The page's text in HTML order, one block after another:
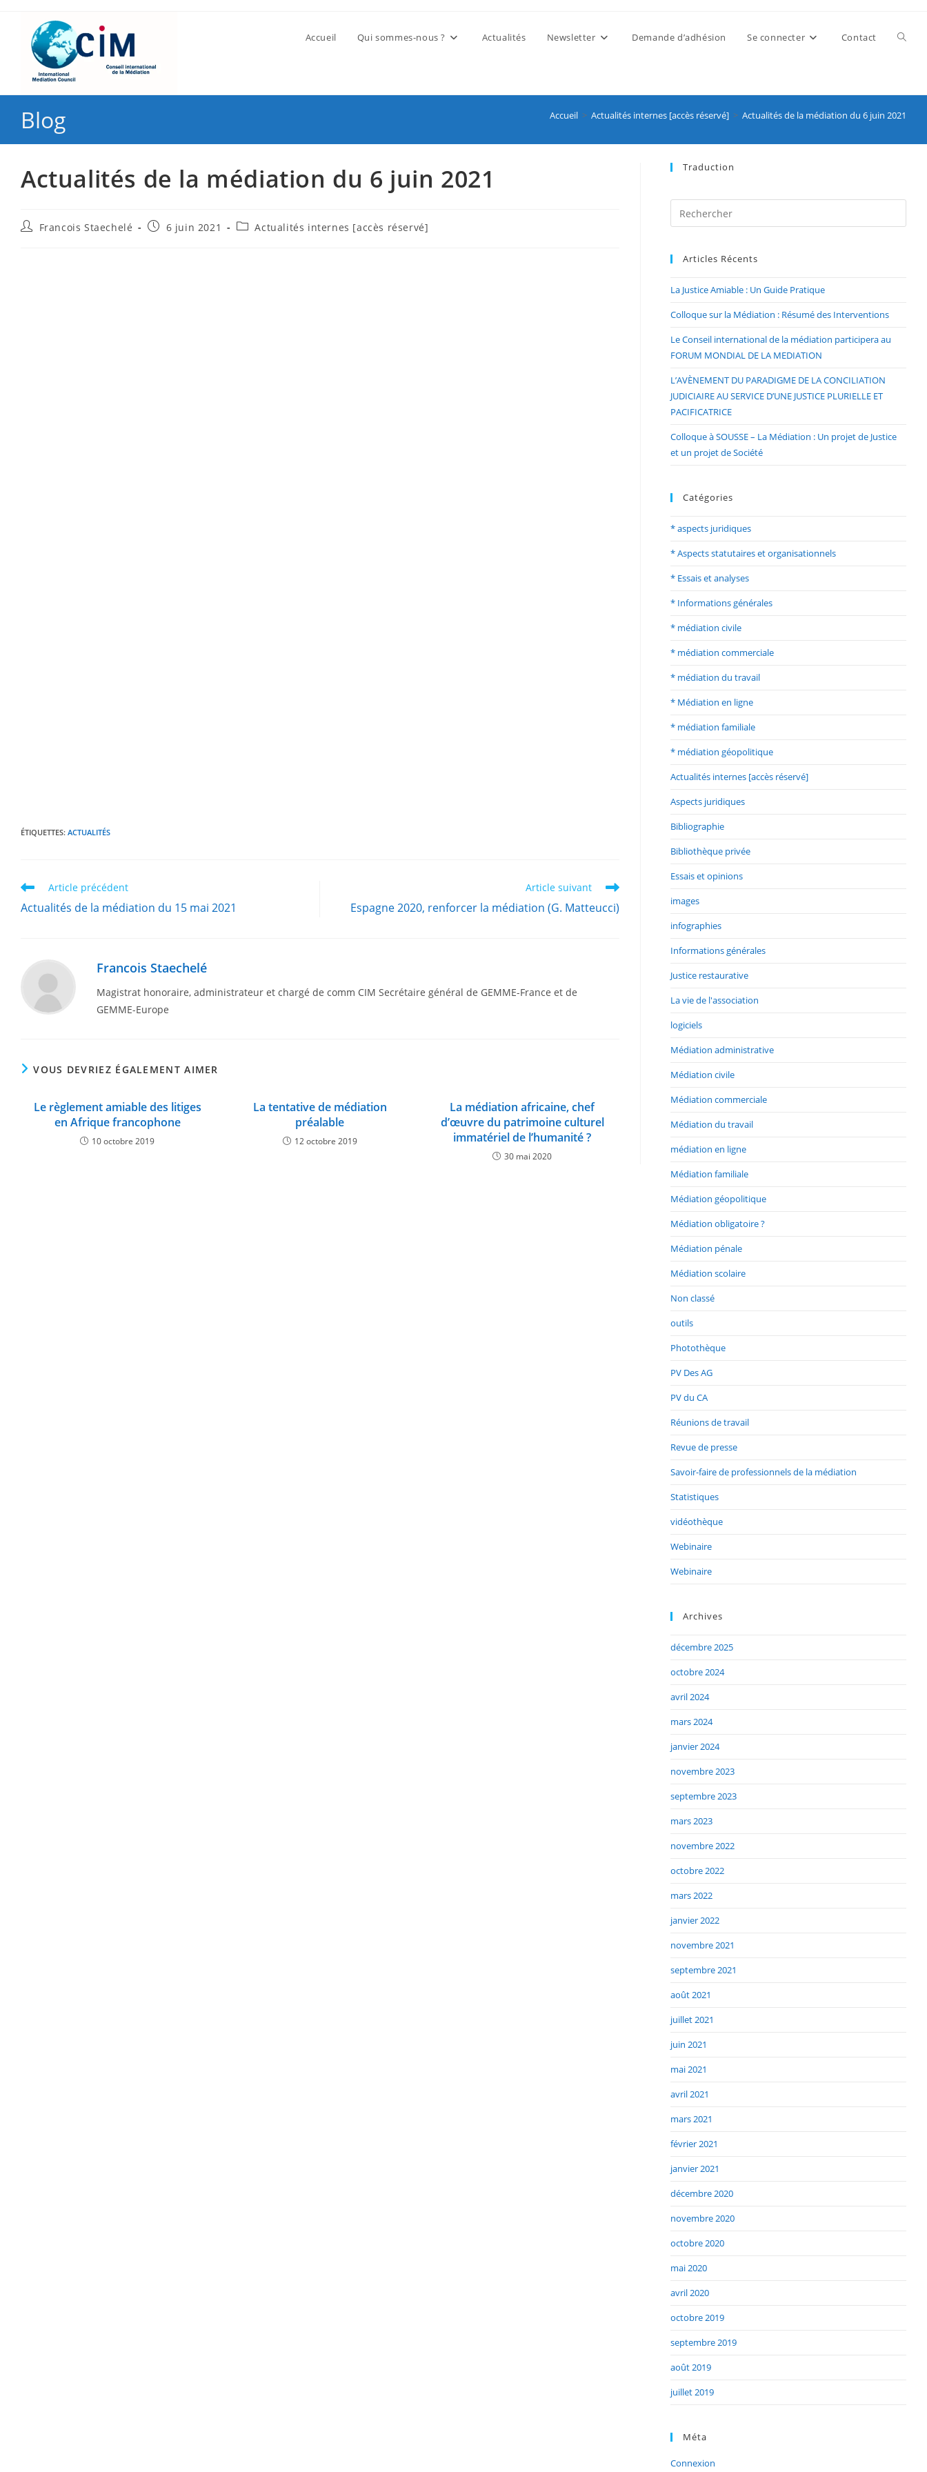
Accueil Qui sommes-nous ? Actualités Newsletter Demande d’adhésion Se connecter Contact
Blog Accueil > Actualités internes [accès réservé] > Actualités de la médiation du 6 juin 2021
Actualités de la médiation du 6 juin 2021
Francois Staechelé 6 juin 2021 Actualités internes [accès réservé]
ÉTIQUETTES: ACTUALITÉS
Article précédent
Actualités de la médiation du 15 mai 2021
Article suivant
Espagne 2020, renforcer la médiation (G. Matteucci)
Francois Staechelé
Magistrat honoraire, administrateur et chargé de comm CIM Secrétaire général de GEMME-France et de
GEMME-Europe
VOUS DEVRIEZ ÉGALEMENT AIMER
Le règlement amiable des litiges
en Afrique francophone
10 octobre 2019
La tentative de médiation
préalable
12 octobre 2019
La médiation africaine, chef
d’œuvre du patrimoine culturel
immatériel de l’humanité ?
30 mai 2020
Traduction
Articles Récents
La Justice Amiable : Un Guide Pratique
Colloque sur la Médiation : Résumé des Interventions
Le Conseil international de la médiation participera au
FORUM MONDIAL DE LA MEDIATION
L’AVÈNEMENT DU PARADIGME DE LA CONCILIATION
JUDICIAIRE AU SERVICE D’UNE JUSTICE PLURIELLE ET
PACIFICATRICE
Colloque à SOUSSE – La Médiation : Un projet de Justice
et un projet de Société
Catégories
* aspects juridiques
* Aspects statutaires et organisationnels
* Essais et analyses
* Informations générales
* médiation civile
* médiation commerciale
* médiation du travail
* Médiation en ligne
* médiation familiale
* médiation géopolitique
Actualités internes [accès réservé]
Aspects juridiques
Bibliographie
Bibliothèque privée
Essais et opinions
images
infographies
Informations générales
Justice restaurative
La vie de l'association
logiciels
Médiation administrative
Médiation civile
Médiation commerciale
Médiation du travail
médiation en ligne
Médiation familiale
Médiation géopolitique
Médiation obligatoire ?
Médiation pénale
Médiation scolaire
Non classé
outils
Photothèque
PV Des AG
PV du CA
Réunions de travail
Revue de presse
Savoir-faire de professionnels de la médiation
Statistiques
vidéothèque
Webinaire
Webinaire
Archives
décembre 2025
octobre 2024
avril 2024
mars 2024
janvier 2024
novembre 2023
septembre 2023
mars 2023
novembre 2022
octobre 2022
mars 2022
janvier 2022
novembre 2021
septembre 2021
août 2021
juillet 2021
juin 2021
mai 2021
avril 2021
mars 2021
février 2021
janvier 2021
décembre 2020
novembre 2020
octobre 2020
mai 2020
avril 2020
octobre 2019
septembre 2019
août 2019
juillet 2019
Méta
Connexion